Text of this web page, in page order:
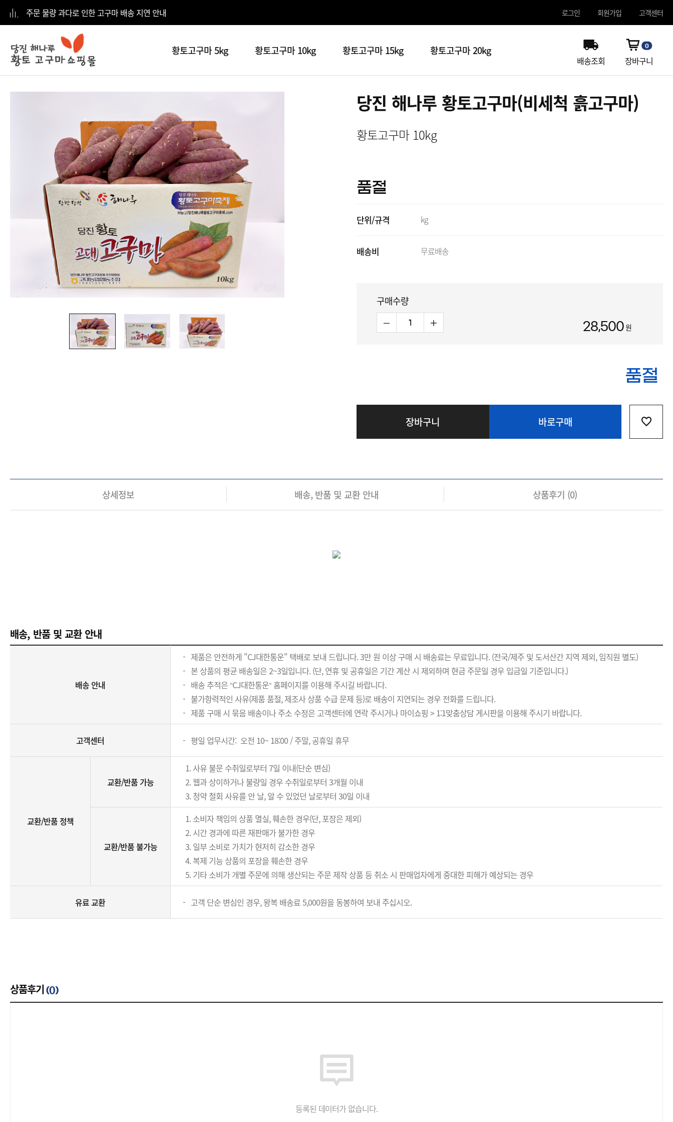
주문 물량 과다로 인한 고구마 배송 지연 안내 로그인 회원가입 고객센터
황토고구마 5kg 황토고구마 10kg 황토고구마 15kg 황토고구마 20kg
배송조회 장바구니
0
당진 해나루 황토고구마(비세척 흙고구마)
황토고구마 10kg
품절
단위/규격 kg
배송비 무료배송
구매수량
28,500원
품절
장바구니 바로구매
상세정보 배송, 반품 및 교환 안내 상품후기 (0)
배송, 반품 및 교환 안내
배송 안내
제품은 안전하게 "CJ대한통운" 택배로 보내 드립니다. 3만 원 이상 구매 시 배송료는 무료입니다. (전국/제주 및 도서산간 지역 제외, 임직원 별도)
본 상품의 평균 배송일은 2~3일입니다. (단, 연휴 및 공휴일은 기간 계산 시 제외하며 현금 주문일 경우 입금일 기준입니다.)
배송 추적은 "CJ대한통운" 홈페이지를 이용해 주시길 바랍니다.
불가항력적인 사유(제품 품절, 제조사 상품 수급 문제 등)로 배송이 지연되는 경우 전화를 드립니다.
제품 구매 시 묶음 배송이나 주소 수정은 고객센터에 연락 주시거나 마이쇼핑 > 1:1맞춤상담 게시판을 이용해 주시기 바랍니다.
고객센터 평일 업무시간: 오전 10~ 18:00 / 주말, 공휴일 휴무
교환/반품 정책
교환/반품 가능
사유 불문 수취일로부터 7일 이내(단순 변심)
웹과 상이하거나 불량일 경우 수취일로부터 3개월 이내
청약 철회 사유를 안 날, 알 수 있었던 날로부터 30일 이내
교환/반품 불가능
소비자 책임의 상품 멸실, 훼손한 경우(단, 포장은 제외)
시간 경과에 따른 재판매가 불가한 경우
일부 소비로 가치가 현저히 감소한 경우
복제 기능 상품의 포장을 훼손한 경우
기타 소비가 개별 주문에 의해 생산되는 주문 제작 상품 등 취소 시 판매업자에게 중대한 피해가 예상되는 경우
유료 교환 고객 단순 변심인 경우, 왕복 배송료 5,000원을 동봉하여 보내 주십시오.
상품후기 (0)
등록된 데이터가 없습니다.